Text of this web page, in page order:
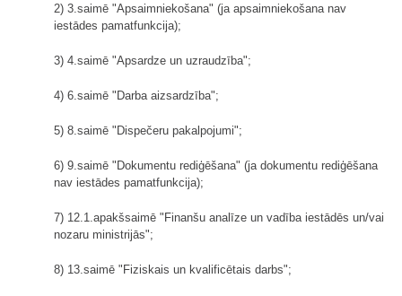
2) 3.saimē "Apsaimniekošana" (ja apsaimniekošana nav
iestādes pamatfunkcija);
3) 4.saimē "Apsardze un uzraudzība";
4) 6.saimē "Darba aizsardzība";
5) 8.saimē "Dispečeru pakalpojumi";
6) 9.saimē "Dokumentu rediģēšana" (ja dokumentu rediģēšana
nav iestādes pamatfunkcija);
7) 12.1.apakšsaimē "Finanšu analīze un vadība iestādēs un/vai
nozaru ministrijās";
8) 13.saimē "Fiziskais un kvalificētais darbs";